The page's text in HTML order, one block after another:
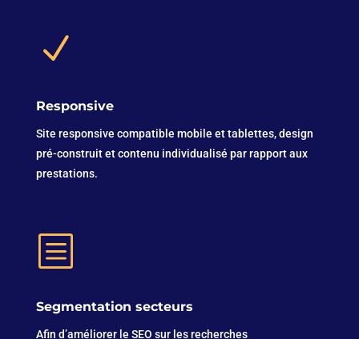
N
Responsive
Site responsive compatible mobile et tablettes, design
pré-construit et contenu individualisé par rapport aux
prestations.
b
Segmentation secteurs
Afin d’améliorer le SEO sur les recherches